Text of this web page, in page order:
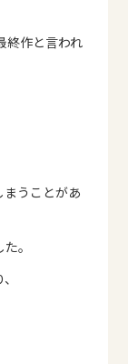
終作と言われ
うことがあ
。